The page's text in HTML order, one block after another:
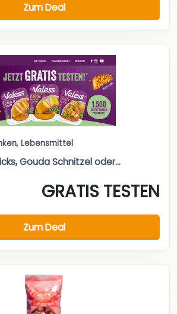
Zum Deal
, Lebensmittel
Gouda Schnitzel oder...
GRATIS TESTEN
Zum Deal